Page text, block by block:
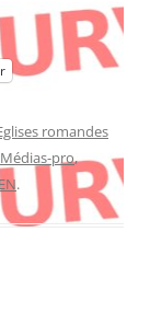
romandes
Médias-pro,
.